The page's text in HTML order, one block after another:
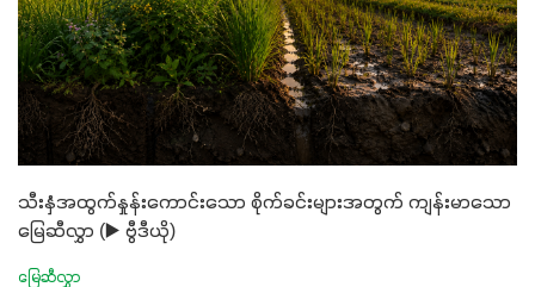
သီးနှံအထွက်နှုန်းကောင်းသော စိုက်ခင်းများအတွက် ကျန်းမာသော
မြေဆီလွှာ (▶️ ဗွီဒီယို)
မြေဆီလွှာ